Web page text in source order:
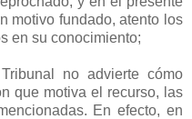
motivo fundado, atento los
en su conocimiento;
no advierte cómo
que motiva el recurso, las
En efecto, en